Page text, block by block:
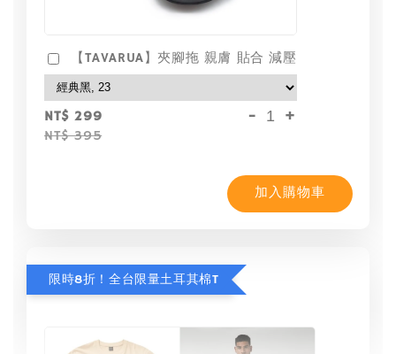
【TAVARUA】夾腳拖 親膚 貼合 減壓
NT$ 299
NT$ 395
- +
加入購物車
限時8折！全台限量土耳其棉T